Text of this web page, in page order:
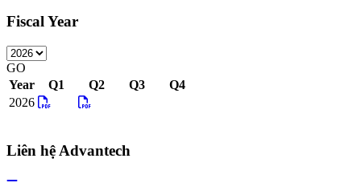
Fiscal Year
GO
Year
Q1 Q2 Q3
Q4
2026
Liên hệ Advantech